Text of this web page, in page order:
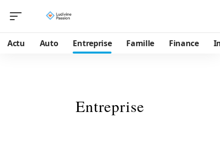
Actu Auto Entreprise Famille Finance
Entreprise